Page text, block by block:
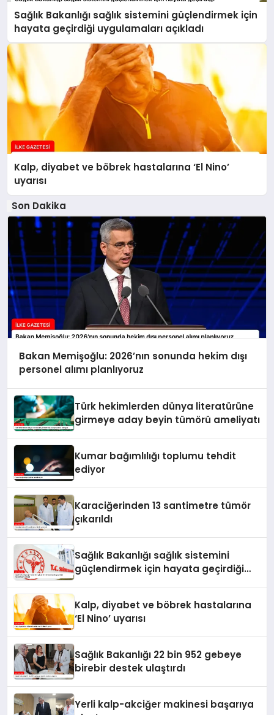
Sağlık Bakanlığı sağlık sistemini güçlendirmek için
hayata geçirdiği uygulamaları açıkladı
Kalp, diyabet ve böbrek hastalarına ‘El Nino’
uyarısı
Son Dakika
Bakan Memişoğlu: 2026’nın sonunda hekim dışı
personel alımı planlıyoruz
Türk hekimlerden dünya literatürüne
girmeye aday beyin tümörü ameliyatı
Kumar bağımlılığı toplumu tehdit
ediyor
Karaciğerinden 13 santimetre tümör
çıkarıldı
Sağlık Bakanlığı sağlık sistemini
güçlendirmek için hayata geçirdiği
Kalp, diyabet ve böbrek hastalarına
‘El Nino’ uyarısı
Sağlık Bakanlığı 22 bin 952 gebeye
birebir destek ulaştırdı
Yerli kalp-akciğer makinesi başarıya